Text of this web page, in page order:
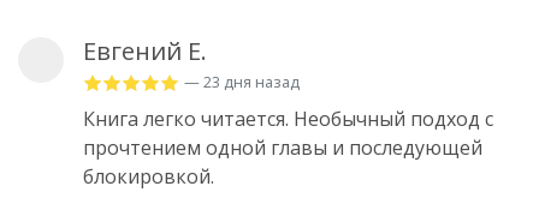
Евгений Е.
— 23 дня назад
Книга легко читается. Необычный подход с
прочтением одной главы и последующей
блокировкой.